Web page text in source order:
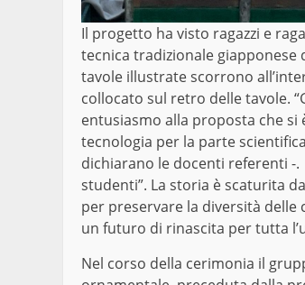
Il progetto ha visto ragazzi e
tecnica tradizionale giapponese
tavole illustrate scorrono
collocato sul retro delle tavole.
entusiasmo alla proposta che
tecnologia per la parte
dichiarano le docenti referenti -
studenti”. La storia è scaturita
per preservare la diversità
un futuro di rinascita per tutta
Nel corso della cerimonia il